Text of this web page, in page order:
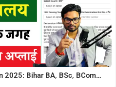
2025: Bihar BA, BSc, BCom…